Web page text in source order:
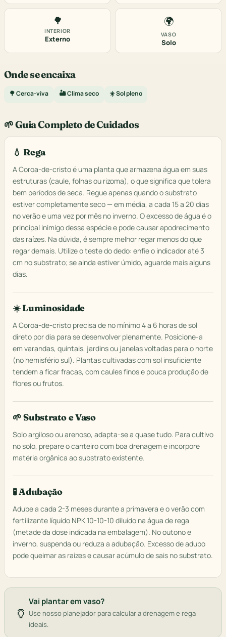
🌳
INTERIOR
Externo
🌍
VASO
Solo
Onde se encaixa
🌳 Cerca-viva 🏜️ Clima seco ☀️ Sol pleno
🌱 Guia Completo de Cuidados
💧 Rega
A Coroa-de-cristo é uma planta que armazena água em suas
estruturas (caule, folhas ou rizoma), o que significa que tolera
bem períodos de seca. Regue apenas quando o substrato
estiver completamente seco — em média, a cada 15 a 20 dias
no verão e uma vez por mês no inverno. O excesso de água é o
principal inimigo dessa espécie e pode causar apodrecimento
das raízes. Na dúvida, é sempre melhor regar menos do que
regar demais. Utilize o teste do dedo: enfie o indicador até 3
cm no substrato; se ainda estiver úmido, aguarde mais alguns
dias.
☀️ Luminosidade
A Coroa-de-cristo precisa de no mínimo 4 a 6 horas de sol
direto por dia para se desenvolver plenamente. Posicione-a
em varandas, quintais, jardins ou janelas voltadas para o norte
(no hemisfério sul). Plantas cultivadas com sol insuficiente
tendem a ficar fracas, com caules finos e pouca produção de
flores ou frutos.
🌱 Substrato e Vaso
Solo argiloso ou arenoso, adapta-se a quase tudo. Para cultivo
no solo, prepare o canteiro com boa drenagem e incorpore
matéria orgânica ao substrato existente.
🧪 Adubação
Adube a cada 2-3 meses durante a primavera e o verão com
fertilizante líquido NPK 10-10-10 diluído na água de rega
(metade da dose indicada na embalagem). No outono e
inverno, suspenda ou reduza a adubação. Excesso de adubo
pode queimar as raízes e causar acúmulo de sais no substrato.
🏺
Vai plantar em vaso?
Use nosso planejador para calcular a drenagem e rega
ideais.